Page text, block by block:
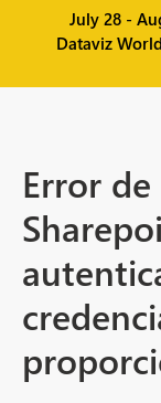
July 28 -
Dataviz
Error